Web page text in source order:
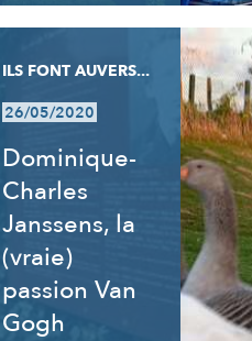
ILS FONT AUVERS...
26/05/2020
Dominique-
Charles
Janssens, la
(vraie)
passion Van
Gogh